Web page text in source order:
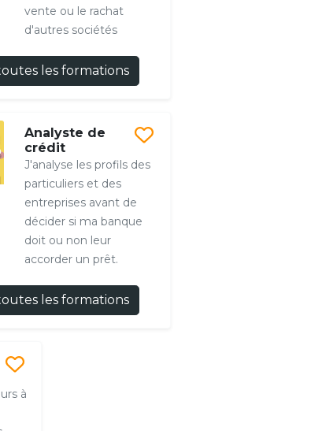
vente ou le rachat
d'autres sociétés
les formations
Analyste de
crédit
J'analyse les profils des
particuliers et des
entreprises avant de
décider si ma banque
doit ou non leur
accorder un prêt.
les formations
à